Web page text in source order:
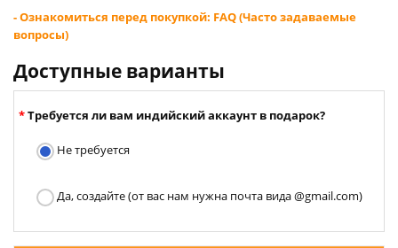
- Ознакомиться перед покупкой: FAQ (Часто задаваемые
вопросы)
Доступные варианты
Требуется ли вам индийский аккаунт в подарок?
Не требуется
Да, создайте (от вас нам нужна почта вида @gmail.com)